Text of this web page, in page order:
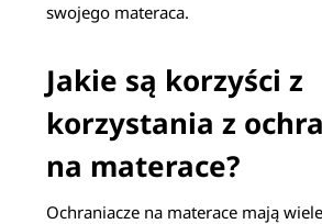
swojego materaca.
Jakie są korzyści z
korzystania z
na materace?
Ochraniacze na materace mają